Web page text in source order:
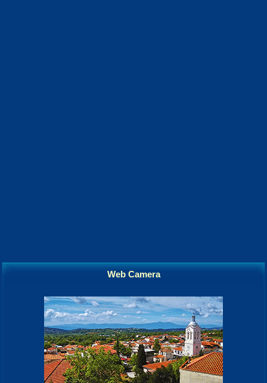
Web Camera